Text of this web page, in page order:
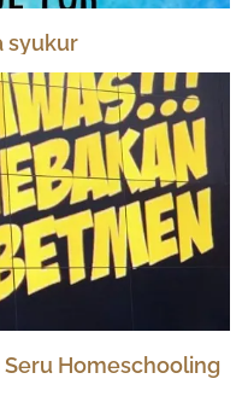
syukur
Seru Homeschooling